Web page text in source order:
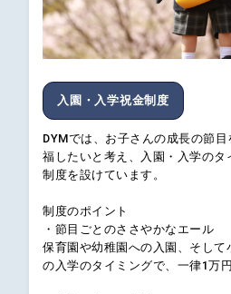
入園・入学祝金制度
DYMでは、お子さんの成長の節
福したいと考え、入園・入学の
制度を設けています。
制度のポイント
・節目ごとのささやかなエール
保育園や幼稚園への入園、そし
の入学のタイミングで、一律1万